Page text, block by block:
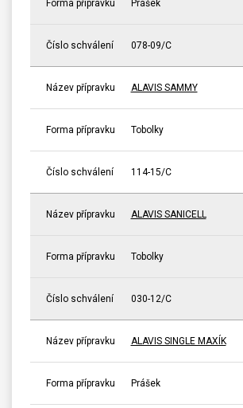
Forma přípravku Prášek
Číslo schválení 078-09/C
Název přípravku ALAVIS SAMMY
Forma přípravku Tobolky
Číslo schválení 114-15/C
Název přípravku ALAVIS SANICELL
Forma přípravku Tobolky
Číslo schválení 030-12/C
Název přípravku ALAVIS SINGLE MAXÍK
Forma přípravku Prášek